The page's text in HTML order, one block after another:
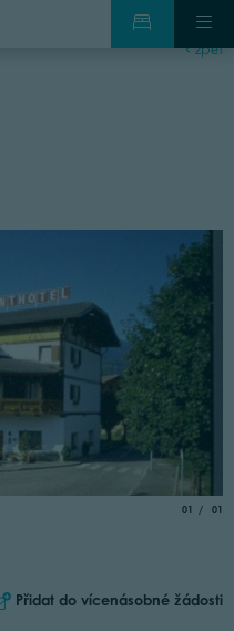
zpět
01 of
01
Přidat do vícenásobné žádosti